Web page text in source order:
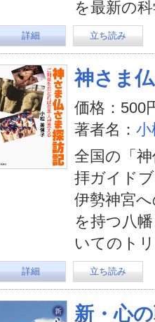
を最新の
詳細 立ち読み
神さま
価格：500
著者名： 小
全国の「
拝ガイド
伊勢神宮
を持つ八
いてのト
詳細 立ち読み
新・心